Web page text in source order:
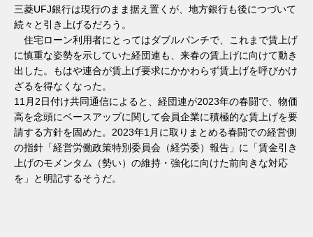
三菱UFJ銀行は現行のまま据え置くが、地方銀行も後につづいて
続々と引き上げるだろう。
住宅ローン利用者にとってはダブルパンチで、これまで賃上げ
に慎重な姿勢を示していた経団連も、来春の賃上げに向けて動き
出した。もはや連合が賃上げ要求にかかわらず賃上げを呼びかけ
ざるを得なくなった。
11月2日付け共同通信によると、経団連が2023年の春闘で、物価
高を念頭にベースアップに関して会員企業に積極的な賃上げを要
請する方針を固めた。2023年1月に取りまとめる春闘での経営側
の指針「経営労働政策特別委員会（経労委）報告」に「賃金引き
上げのモメンタム（勢い）の維持・強化に向けた前向きな対応
を」と明記するそうだ。